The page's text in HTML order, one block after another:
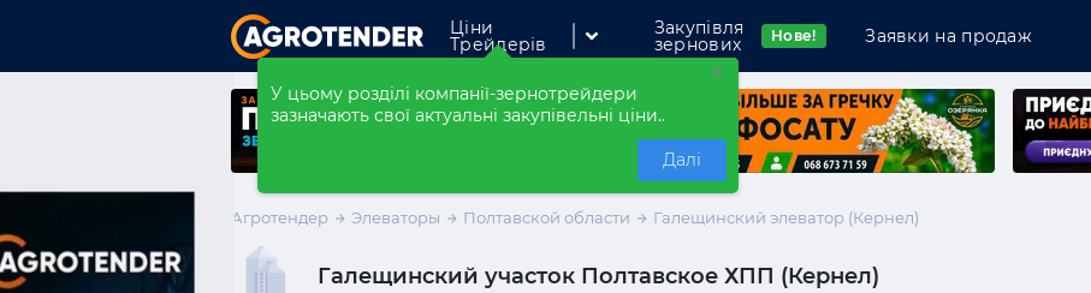
Ціни
Трейдерів
Закупівлі
Компанії
Розмістити компанію
Закупівля
зернових Нове! Заявки на продаж
Агротендер Элеваторы Полтавской области Галещинский элеватор (Кернел)
Галещинский участок Полтавское ХПП (Кернел)
×
У цьому розділі компанії-зернотрейдери
зазначають свої актуальні закупівельні ціни..
Далі